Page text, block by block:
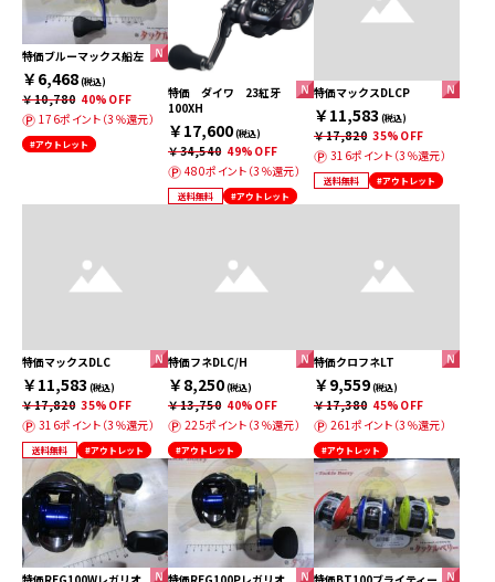
特価ブルーマックス船左
￥6,468(税込)
￥10,780 40%OFF
176ポイント（3％還元）
#アウトレット
特価 ダイワ 23紅牙
100XH
￥17,600(税込)
￥34,540 49%OFF
480ポイント（3％還元）
送料無料 #アウトレット
特価マックスDLCP
￥11,583 (税込)
￥17,820 35%OFF
316ポイント（3％還元）
送料無料 #アウトレット
特価マックスDLC
￥11,583 (税込)
￥17,820 35%OFF
316ポイント（3％還元）
送料無料 #アウトレット
特価フネDLC/H
￥8,250(税込)
￥13,750 40%OFF
225ポイント（3％還元）
#アウトレット
特価クロフネLT
￥9,559(税込)
￥17,380 45%OFF
261ポイント（3％還元）
#アウトレット